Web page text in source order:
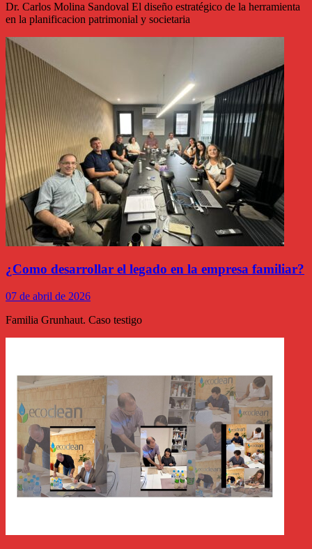
Dr. Carlos Molina Sandoval El diseño estratégico de la herramienta
en la planificacion patrimonial y societaria
¿Como desarrollar el legado en la empresa familiar?
07 de abril de 2026
Familia Grunhaut. Caso testigo